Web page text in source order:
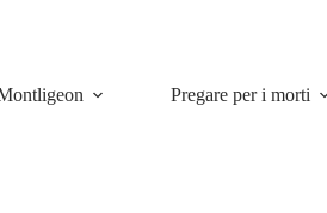
Pregare per i morti